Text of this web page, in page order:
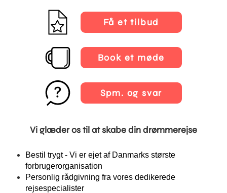
Få et tilbud
Book et møde
Spm. og svar
Vi glæder os til at skabe din drømmerejse
Bestil trygt - Vi er ejet af Danmarks største
forbrugerorganisation
Personlig rådgivning fra vores dedikerede
rejsespecialister